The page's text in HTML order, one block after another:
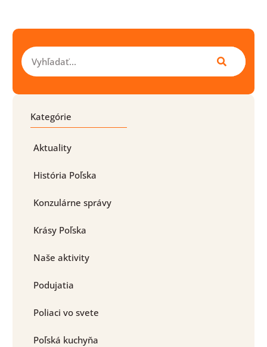
Vyhľadať
Kategórie
Aktuality
História Poľska
Konzulárne správy
Krásy Poľska
Naše aktivity
Podujatia
Poliaci vo svete
Poľská kuchyňa